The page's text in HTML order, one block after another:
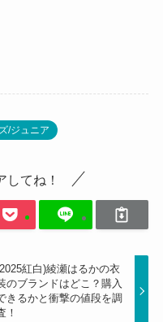
/ジュニア
してね！
紅白)綾瀬はるかの衣
のブランドはどこ？購入
きるかと衝撃の値段を調
！